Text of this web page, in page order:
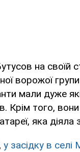
на своїй
ворожої
мали дуже
Крім того,
яка діяла
у засідку в селі